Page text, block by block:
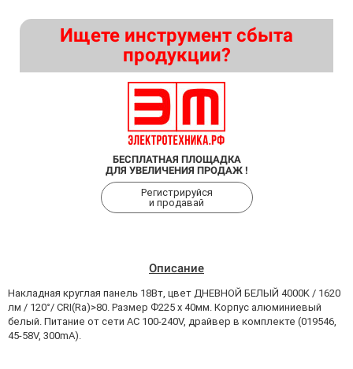
Ищете инструмент сбыта
продукции?
БЕСПЛАТНАЯ ПЛОЩАДКА
ДЛЯ УВЕЛИЧЕНИЯ ПРОДАЖ !
Регистрируйся
и продавай
Описание
Накладная круглая панель 18Вт, цвет ДНЕВНОЙ БЕЛЫЙ 4000K / 1620
лм / 120°/ CRI(Ra)>80. Размер Ф225 x 40мм. Корпус алюминиевый
белый. Питание от сети AC 100-240V, драйвер в комплекте (019546,
45-58V, 300mA).